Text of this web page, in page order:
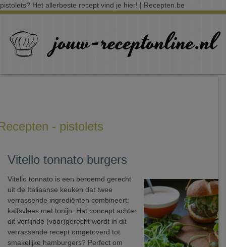
pistolets? Het allerbeste recept vind je hier! | Recepten.be
- pistolets
Vitello tonnato burgers
Vitello tonnato is een beroemd gerecht
uit de Italiaanse keuken dat twee
verrassende ingrediënten combineert:
kalfsvlees met tonijn. Het concept achter
dit verfijnde (voor)gerecht wordt in dit
verrassende recept omgetoverd tot
smakelijke hamburgers? Perfect om